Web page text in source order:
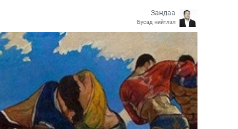
Зандаа
Бусад нийтлэл